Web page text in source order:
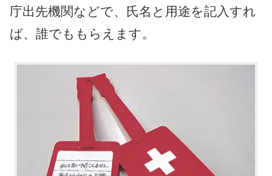
庁出先機関などで、氏名と用途を記入すれ
ば、誰でももらえます。